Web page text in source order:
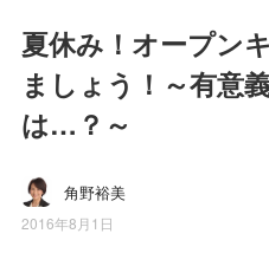
夏休み！オープン
ましょう！～有意
は…？～
角野裕美
2016年8月1日